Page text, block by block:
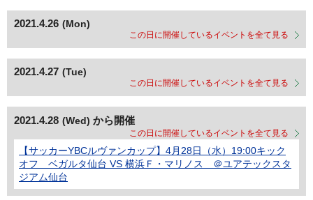
2021.4.26 (Mon)
この日に開催しているイベントを全て見る
2021.4.27 (Tue)
この日に開催しているイベントを全て見る
2021.4.28 (Wed) から開催
この日に開催しているイベントを全て見る
【サッカーYBCルヴァンカップ】4月28日（水）19:00キック
オフ ベガルタ仙台 VS 横浜Ｆ・マリノス ＠ユアテックスタ
ジアム仙台